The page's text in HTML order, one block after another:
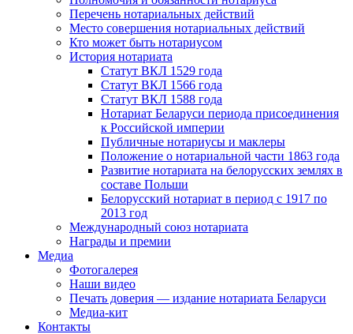
Перечень нотариальных действий
Место совершения нотариальных действий
Кто может быть нотариусом
История нотариата
Статут ВКЛ 1529 года
Статут ВКЛ 1566 года
Статут ВКЛ 1588 года
Нотариат Беларуси периода присоединения
к Российской империи
Публичные нотариусы и маклеры
Положение о нотариальной части 1863 года
Развитие нотариата на белорусских землях в
составе Польши
Белорусский нотариат в период с 1917 по
2013 год
Международный союз нотариата
Награды и премии
Медиа
Фотогалерея
Наши видео
Печать доверия — издание нотариата Беларуси
Медиа-кит
Контакты